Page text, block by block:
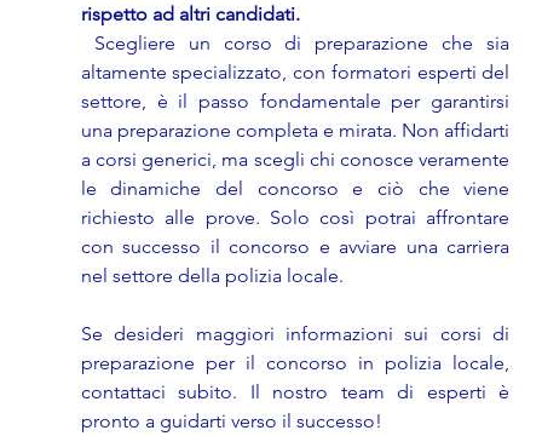
rispetto ad altri candidati.
altamente specializzato, con formatori esperti del
settore, è il passo fondamentale per garantirsi
una preparazione completa e mirata. Non affidarti
a corsi generici, ma scegli chi conosce veramente
le dinamiche del concorso e ciò che viene
richiesto alle prove. Solo così potrai affrontare
con successo il concorso e avviare una carriera
nel settore della polizia locale.
Se desideri maggiori informazioni sui corsi di
preparazione per il concorso in polizia locale,
contattaci subito. Il nostro team di esperti è
pronto a guidarti verso il successo!